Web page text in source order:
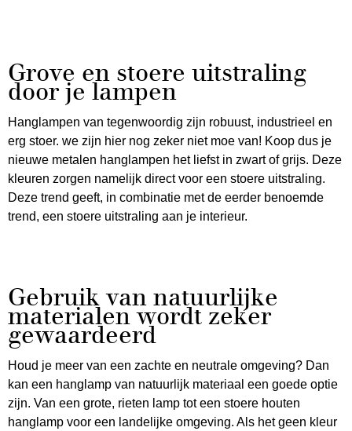
Grove en stoere uitstraling
door je lampen
Hanglampen van tegenwoordig zijn robuust, industrieel en
erg stoer. we zijn hier nog zeker niet moe van! Koop dus je
nieuwe metalen hanglampen het liefst in zwart of grijs. Deze
kleuren zorgen namelijk direct voor een stoere uitstraling.
Deze trend geeft, in combinatie met de eerder benoemde
trend, een stoere uitstraling aan je interieur.
Gebruik van natuurlijke
materialen wordt zeker
gewaardeerd
Houd je meer van een zachte en neutrale omgeving? Dan
kan een hanglamp van natuurlijk materiaal een goede optie
zijn. Van een grote, rieten lamp tot een stoere houten
hanglamp voor een landelijke omgeving. Als het geen kleur